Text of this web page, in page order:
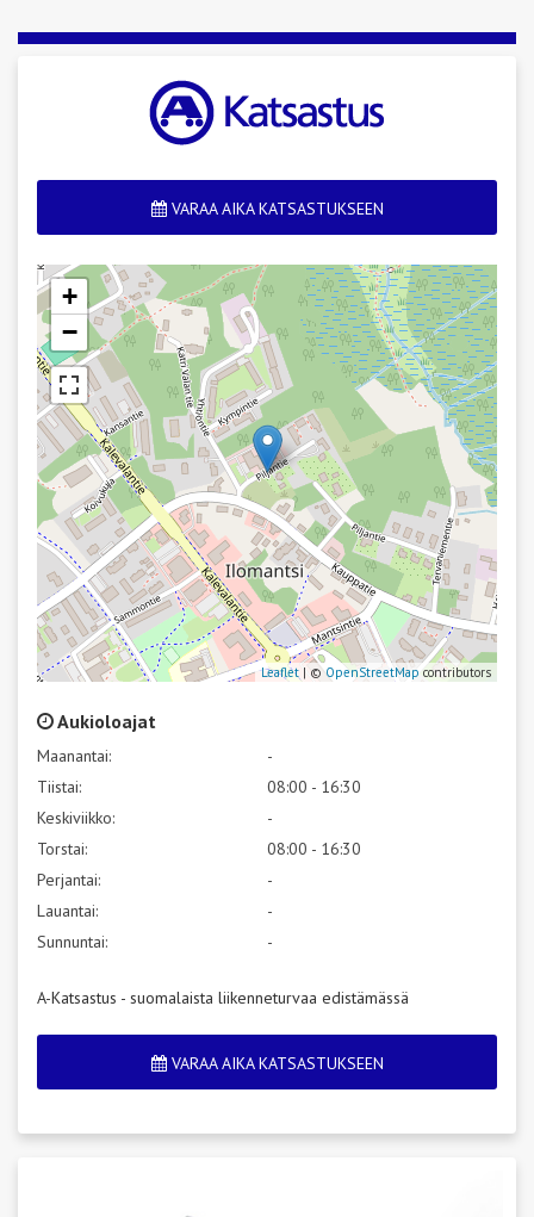
VARAA AIKA KATSASTUKSEEN
+
−
Leaflet | ©OpenStreetMapcontributors
Aukioloajat
Maanantai:
-
Tiistai:
08:00 - 16:30
Keskiviikko:
-
Torstai:
08:00 - 16:30
Perjantai:
-
Lauantai:
-
Sunnuntai:
-
A-Katsastus - suomalaista liikenneturvaa edistämässä
VARAA AIKA KATSASTUKSEEN